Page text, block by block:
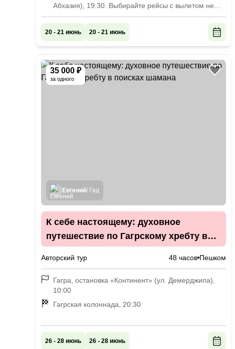
Абхазия), 19:30. Выбирайте рейсы с вылетом не
раньше 21:30.
20 - 21 июнь 20 - 21 июнь
35 000 ₽
за одного
Евгений/ Гид
К себе настоящему: духовное
путешествие по Гагрскому хребту в
Авторский тур 48 часов Пешком
Гагра, остановка «Континент» (ул. Демерджипа),
10:00
Гагрская колоннада, 20:30
26 - 28 июнь 26 - 28 июнь